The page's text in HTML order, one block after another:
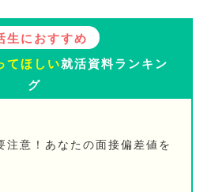
生におすすめ
てほしい就活資料ランキン
グ
注意！あなたの面接偏差値を